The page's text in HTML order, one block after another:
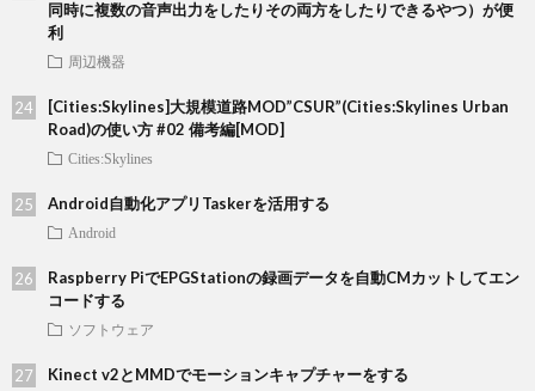
同時に複数の音声出力をしたりその両方をしたりできるやつ）が便
利
周辺機器
[Cities:Skylines]大規模道路MOD”CSUR”(Cities:Skylines Urban
Road)の使い方 #02 備考編[MOD]
Cities:Skylines
Android自動化アプリTaskerを活用する
Android
Raspberry PiでEPGStationの録画データを自動CMカットしてエン
コードする
ソフトウェア
Kinect v2とMMDでモーションキャプチャーをする